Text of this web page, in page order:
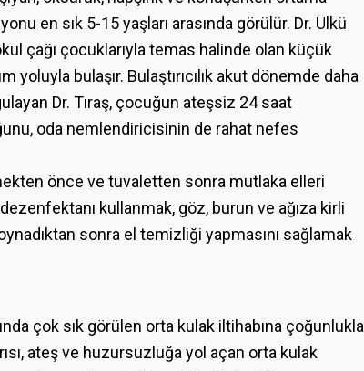
en sık 5-15 yaşları arasında görülür. Dr. Ülkü
çağı çocuklarıyla temas halinde olan küçük
bulaşır. Bulaştırıcılık akut dönemde daha
Dr. Tıraş, çocuğun ateşsiz 24 saat
oda nemlendiricisinin de rahat nefes
önce ve tuvaletten sonra mutlaka elleri
kullanmak, göz, burun ve ağıza kirli
sonra el temizliği yapmasını sağlamak
çok sık görülen orta kulak iltihabına çoğunlukla
ateş ve huzursuzluğa yol açan orta kulak